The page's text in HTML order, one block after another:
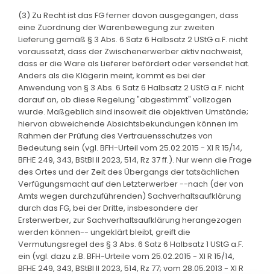
(3) Zu Recht ist das FG ferner davon ausgegangen, dass
eine Zuordnung der Warenbewegung zur zweiten
Lieferung gemäß § 3 Abs. 6 Satz 6 Halbsatz 2 UStG a.F. nicht
voraussetzt, dass der Zwischenerwerber aktiv nachweist,
dass er die Ware als Lieferer befördert oder versendet hat.
Anders als die Klägerin meint, kommt es bei der
Anwendung von § 3 Abs. 6 Satz 6 Halbsatz 2 UStG a.F. nicht
darauf an, ob diese Regelung "abgestimmt" vollzogen
wurde. Maßgeblich sind insoweit die objektiven Umstände;
hiervon abweichende Absichtsbekundungen können im
Rahmen der Prüfung des Vertrauensschutzes von
Bedeutung sein (vgl. BFH-Urteil vom 25.02.2015 - XI R 15/14,
BFHE 249, 343, BStBl II 2023, 514, Rz 37 ff.). Nur wenn die Frage
des Ortes und der Zeit des Übergangs der tatsächlichen
Verfügungsmacht auf den Letzterwerber --nach (der von
Amts wegen durchzuführenden) Sachverhaltsaufklärung
durch das FG, bei der Dritte, insbesondere der
Ersterwerber, zur Sachverhaltsaufklärung herangezogen
werden können-- ungeklärt bleibt, greift die
Vermutungsregel des § 3 Abs. 6 Satz 6 Halbsatz 1 UStG a.F.
ein (vgl. dazu z.B. BFH-Urteile vom 25.02.2015 - XI R 15/14,
BFHE 249, 343, BStBl II 2023, 514, Rz 77; vom 28.05.2013 - XI R